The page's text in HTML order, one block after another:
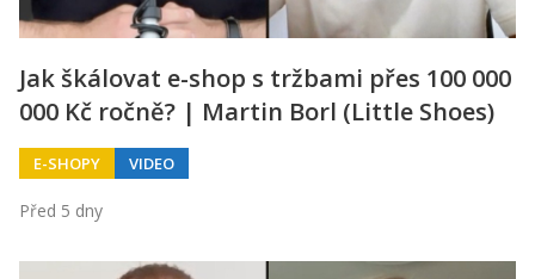
Jak škálovat e-shop s tržbami přes 100 000
000 Kč ročně? | Martin Borl (Little Shoes)
E-SHOPY VIDEO
Před 5 dny